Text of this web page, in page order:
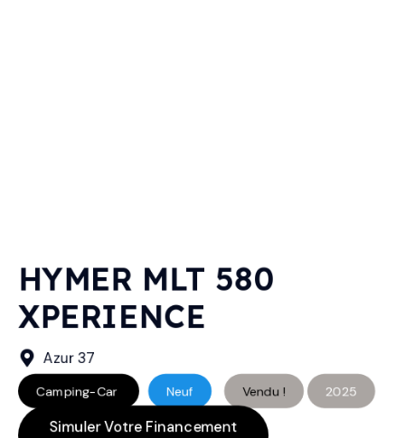
HYMER MLT 580
XPERIENCE
Azur 37
Camping-Car Neuf Vendu ! 2025
Simuler Votre Financement